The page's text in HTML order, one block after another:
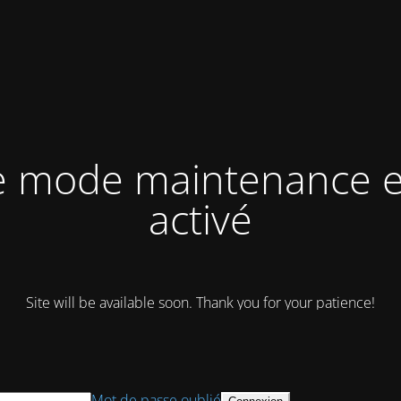
mode maintenance
activé
Site will be available soon. Thank you for your patience!